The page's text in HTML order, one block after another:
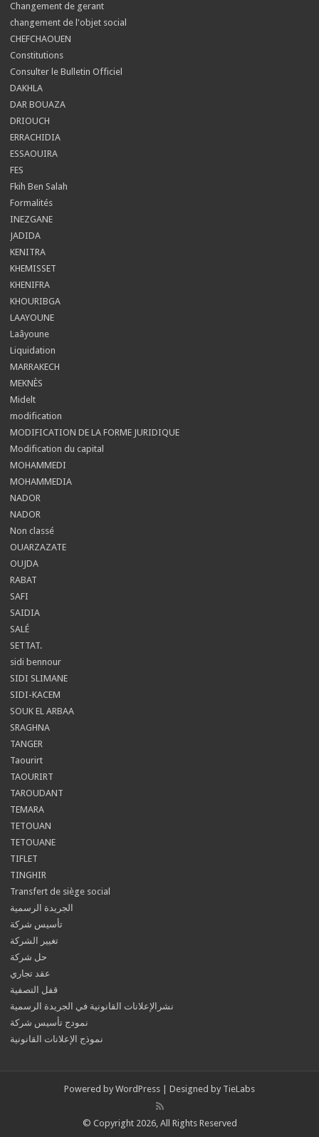
Changement de gerant
changement de l'objet social
CHEFCHAOUEN
Constitutions
Consulter le Bulletin Officiel
DAKHLA
DAR BOUAZA
DRIOUCH
ERRACHIDIA
ESSAOUIRA
FES
Fkih Ben Salah
Formalités
INEZGANE
JADIDA
KENITRA
KHEMISSET
KHENIFRA
KHOURIBGA
LAAYOUNE
Laâyoune
Liquidation
MARRAKECH
MEKNÈS
Midelt
modification
MODIFICATION DE LA FORME JURIDIQUE
Modification du capital
MOHAMMEDI
MOHAMMEDIA
NADOR
NADOR
Non classé
OUARZAZATE
OUJDA
RABAT
SAFI
SAIDIA
SALÉ
SETTAT.
sidi bennour
SIDI SLIMANE
SIDI-KACEM
SOUK EL ARBAA
SRAGHNA
TANGER
Taourirt
TAOURIRT
TAROUDANT
TEMARA
TETOUAN
TETOUANE
TIFLET
TINGHIR
Transfert de siège social
الجريدة الرسمية
تأسيس شركة
تغيير الشركة
حل شركة
عقد تجاري
قفل التصفية
نشرالإعلانات القانونية في الجريدة الرسمية
نمودج تأسيس شركة
نموذج الإعلانات القانونية
Powered by WordPress | Designed by TieLabs
© Copyright 2026, All Rights Reserved